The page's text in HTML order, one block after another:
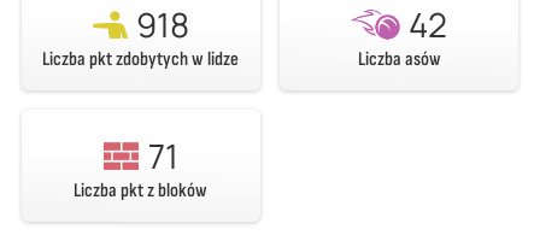
918
Liczba pkt zdobytych w lidze
42
Liczba asów
71
Liczba pkt z bloków